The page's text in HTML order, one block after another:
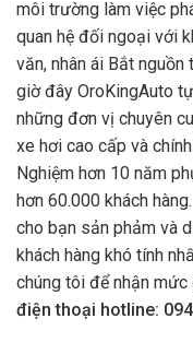
môi trường làm việc
quan hệ đối ngoại với
văn, nhân ái Bắt
giờ đây OroKingAuto
những đơn vị chuyên
xe hơi cao cấp và
Nghiệm hơn 10 năm
hơn 60.000 khách hàng.
cho bạn sản phảm và
khách hàng khó tính
chúng tôi để nhận
điện thoại hotline: